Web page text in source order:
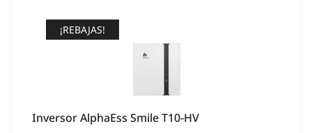
¡REBAJAS!
Inversor AlphaEss Smile T10-HV